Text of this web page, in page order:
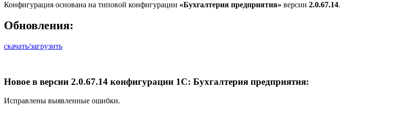
Конфигурация основана на типовой конфигурации «Бухгалтерия предприятия» версии 2.0.67.14.
Обновления:
скачать/загрузить
Новое в версии 2.0.67.14 конфигурации 1С: Бухгалтерия предприятия:
Исправлены выявленные ошибки.